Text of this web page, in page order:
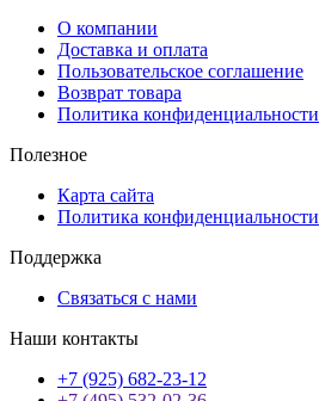
О компании
Доставка и оплата
Пользовательское соглашение
Возврат товара
Политика конфиденциальности
Полезное
Карта сайта
Политика конфиденциальности
Поддержка
Связаться с нами
Наши контакты
+7 (925) 682-23-12